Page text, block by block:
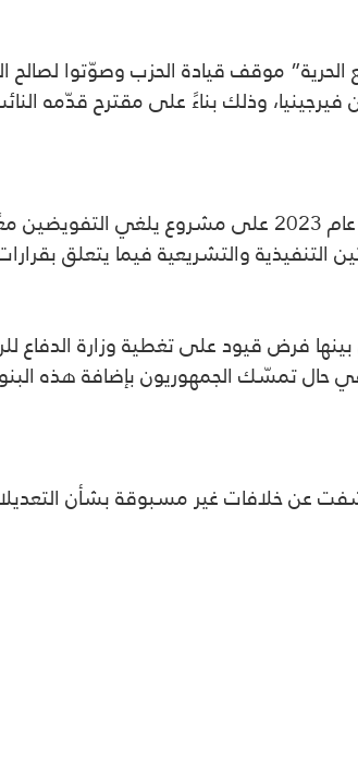
موقف قيادة الحزب وصوّتوا
وذلك بناءً على مقترح قدّمه
تعديلات أخرى مثيرة للجدل، من بينها فرض قيود على تغطية وزارة
حال تمسّك الجمهوريون بإضافة هذه
عن خلافات غير مسبوقة بشأن